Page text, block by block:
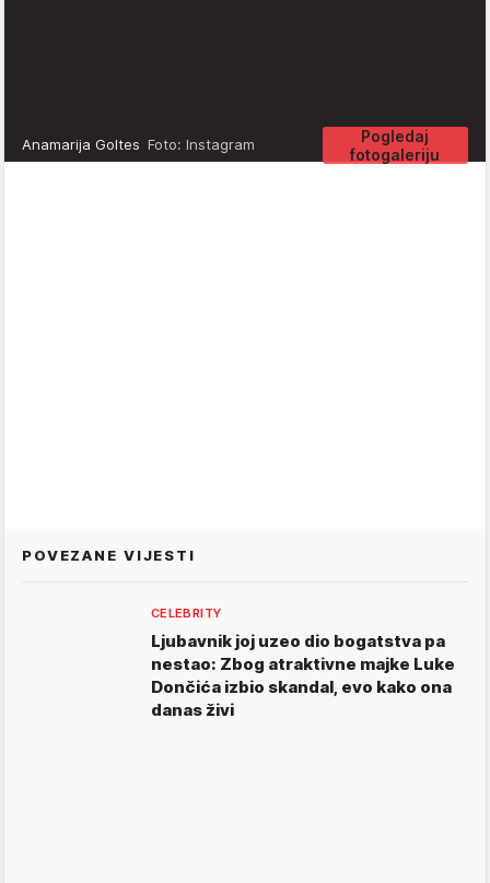
Pogledaj
fotogaleriju
Anamarija Goltes Foto: Instagram
POVEZANE VIJESTI
CELEBRITY
Ljubavnik joj uzeo dio bogatstva pa
nestao: Zbog atraktivne majke Luke
Dončića izbio skandal, evo kako ona
danas živi